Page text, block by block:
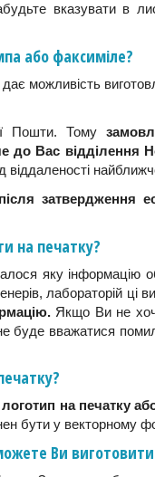
вказувати в
або факсиміле?
можливість
Пошти. Тому
до Вас відділення
затвердження
на печатку?
яку інформацію
лабораторій ці
Якщо Ви не
буде вважатися
на печатку
бути у векторному
Ви виготовити